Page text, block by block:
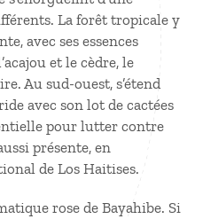
La forêt tropicale y
avec ses essences
et le cèdre, le
Au sud-ouest, s’étend
avec son lot de cactées
pour lutter contre
présente, en
de Los Haitises.
rose de Bayahibe. Si